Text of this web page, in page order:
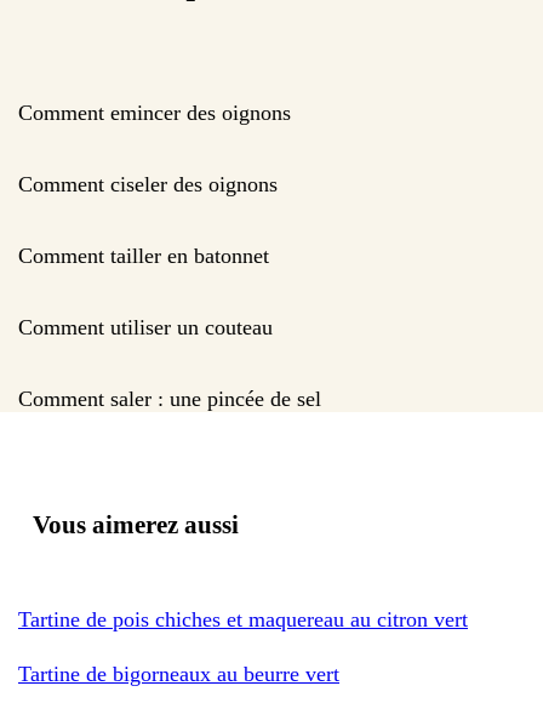
Comment emincer des oignons
Comment ciseler des oignons
Comment tailler en batonnet
Comment utiliser un couteau
Comment saler : une pincée de sel
Vous aimerez aussi
Tartine de pois chiches et maquereau au citron vert
Tartine de bigorneaux au beurre vert